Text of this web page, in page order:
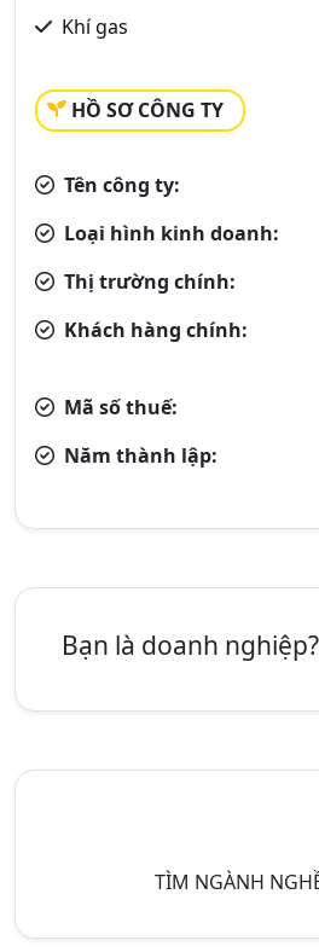
Khí gas
HỒ SƠ CÔNG TY
Tên công ty:
Loại hình kinh doanh:
Thị trường chính:
Khách hàng chính:
Mã số thuế:
Năm thành lập:
Bạn là doanh nghiệp?
TÌM NGÀNH